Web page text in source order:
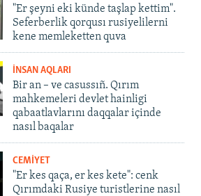
"Er şeyni eki künde taşlap kettim".
Seferberlik qorqusı rusiyelilerni
kene memleketten quva
İNSAN AQLARI
Bir an – ve casussıñ. Qırım
mahkemeleri devlet hainligi
qabaatlavlarını daqqalar içinde
nasıl baqalar
CEMİYET
"Er kes qaça, er kes kete": cenk
Qırımdaki Rusiye turistlerine nasıl